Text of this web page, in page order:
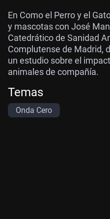
En Como el Perro y el
y mascotas con José
Catedrático de Sanidad
Complutense de Madrid,
un estudio sobre el
animales de compañía.
Temas
Onda Cero